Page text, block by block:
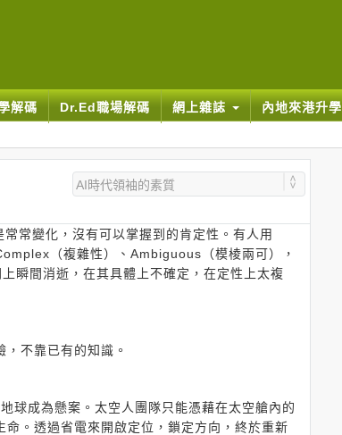
解碼 Dr.Ed職場解碼 網上雜誌 內地來港升學
常變化，沒有可以掌握到的肯定性。有人用
（複雜性）、Ambiguous（模棱兩可），
瞬間消逝，在其具體上不確定，在定性上太複
不靠已有的知識。
球成為懸案。太空人團隊只能憑藉在太空艙內的
。透過省電來開啟定位，鎖定方向，終於重新